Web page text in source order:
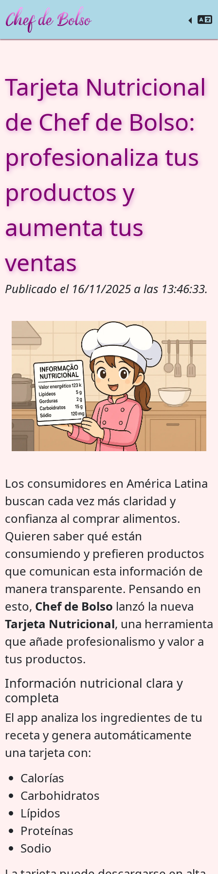
Tarjeta Nutricional
de Chef de Bolso:
profesionaliza tus
productos y
aumenta tus
ventas
Publicado el 16/11/2025 a las 13:46:33.
Los consumidores en América Latina
buscan cada vez más claridad y
confianza al comprar alimentos.
Quieren saber qué están
consumiendo y prefieren productos
que comunican esta información de
manera transparente. Pensando en
esto, Chef de Bolso lanzó la nueva
Tarjeta Nutricional, una herramienta
que añade profesionalismo y valor a
tus productos.
Información nutricional clara y
completa
El app analiza los ingredientes de tu
receta y genera automáticamente
una tarjeta con:
Calorías
Carbohidratos
Lípidos
Proteínas
Sodio